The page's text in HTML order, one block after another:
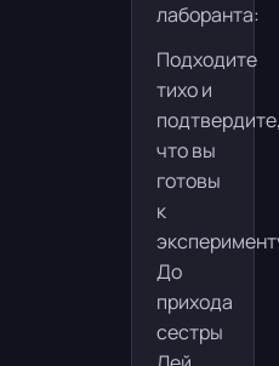
лаборанта:
Подходите
тихо и
что вы
готовы
к
До
прихода
сестры